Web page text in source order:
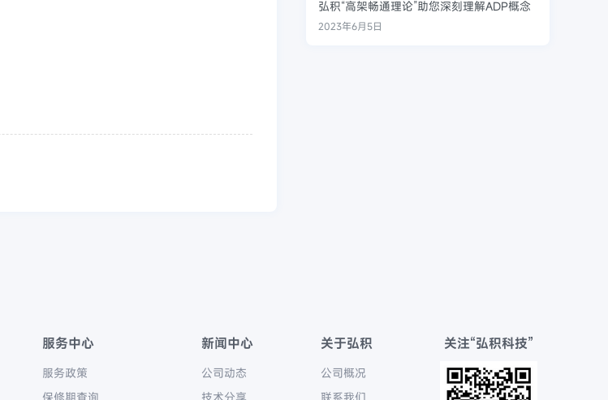
弘积“高架畅通理论”助您深刻理解ADP概念
2023年6月5日
服务中心
服务政策
新闻中心
公司动态
关于弘积
公司概况
关注“弘积科技”